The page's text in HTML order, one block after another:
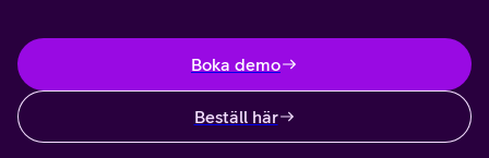
Boka demo
Beställ här